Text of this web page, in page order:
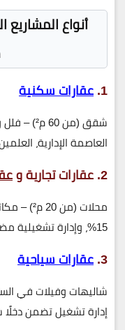
أنواع
1. عقارات سكنية
العاصمة الإدارية،
2. عقارات تجارية و
15%، وإدارة تشغيلية مضمونة.
3. عقارات سياحية
شاليهات وفيلات في
إدارة تشغيل تضمن